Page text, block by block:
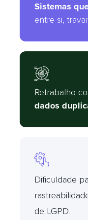
Sistemas
entre si,
Retrabalho
dados
Dificuldade
de LGPD.